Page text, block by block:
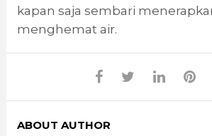
kapan saja sembari
menghemat air.
ABOUT AUTHOR